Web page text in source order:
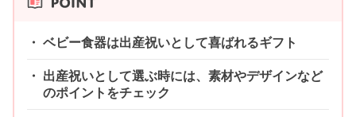
ベビー食器は出産祝いとして喜ばれるギフト
出産祝いとして選ぶ時には、素材やデザインなど
のポイントをチェック